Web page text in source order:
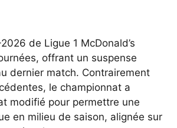
de Ligue 1 McDonald’s
offrant un suspense
dernier match. Contrairement
le championnat a
modifié pour permettre une
en milieu de saison, alignée sur